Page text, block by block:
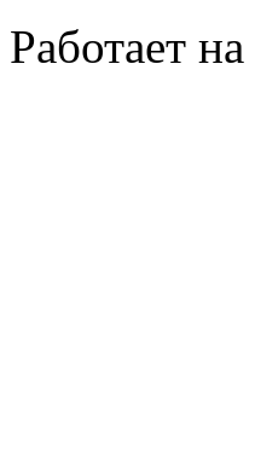
Работает на